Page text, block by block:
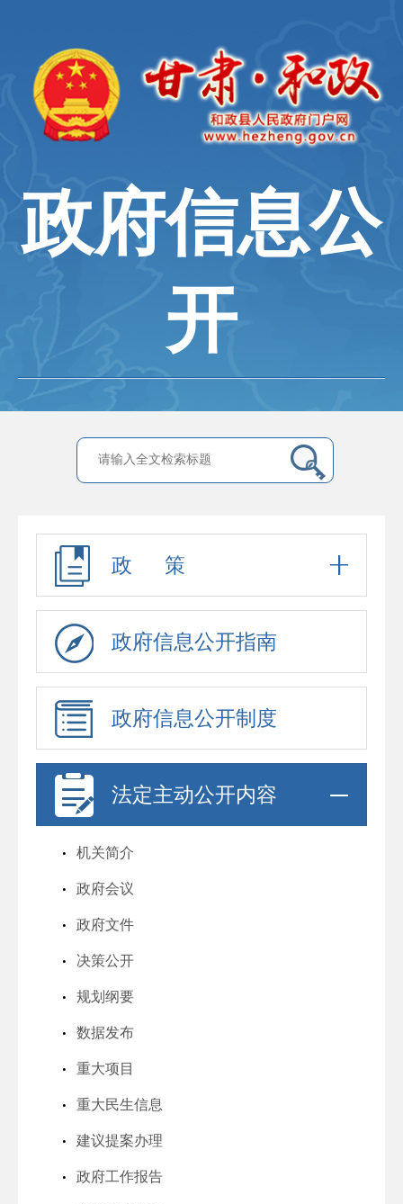
政府信息公
开
政 策
政府信息公开指南
政府信息公开制度
法定主动公开内容
机关简介
政府会议
政府文件
决策公开
规划纲要
数据发布
重大项目
重大民生信息
建议提案办理
政府工作报告